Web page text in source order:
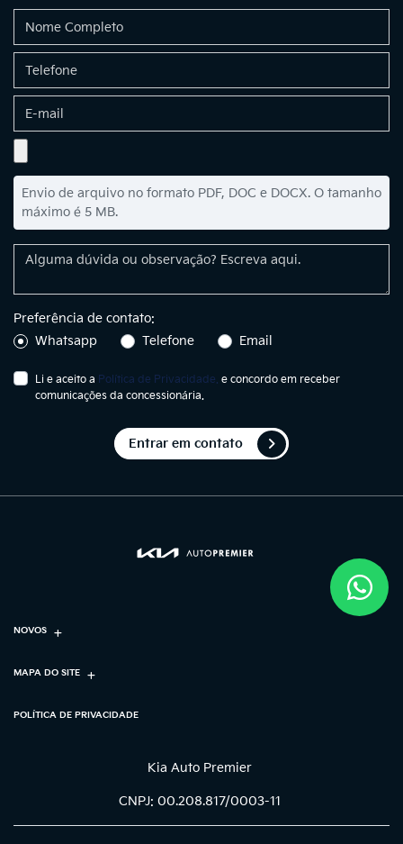
Envio de arquivo no formato PDF, DOC e DOCX. O tamanho
máximo é 5 MB.
Preferência de contato:
Whatsapp
Telefone Email
Li e aceito a Política de Privacidade. e concordo em receber
comunicações da concessionária.
Entrar em contato
NOVOS
MAPA DO SITE
POLÍTICA DE PRIVACIDADE
Kia Auto Premier
CNPJ: 00.208.817/0003-11